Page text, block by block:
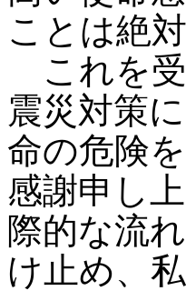
ことは絶
これを受
震災対策
命の危険
感謝申し
際的な流
け止め、